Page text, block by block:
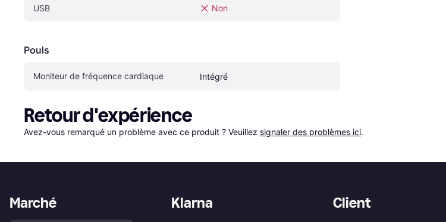
USB Non
Pouls
Moniteur de fréquence cardiaque Intégré
Retour d'expérience
Avez-vous remarqué un problème avec ce produit ? Veuillez signaler des problèmes ici.
Klarna Client
Marché